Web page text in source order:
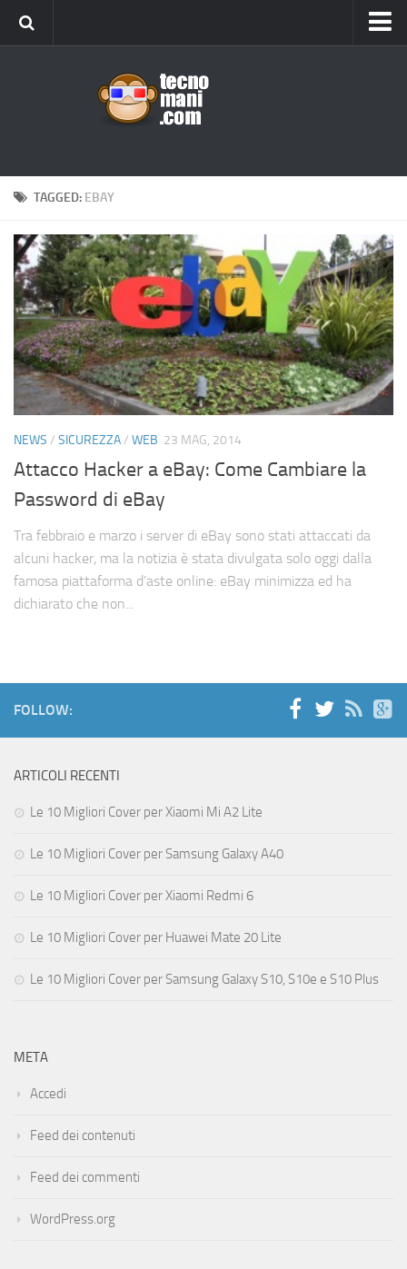
Windows
News
Cellulari
Gadget
Recensioni
Contact Us
Privacy
Cerca
TAGGED: EBAY
NEWS / SICUREZZA/ WEB 23 MAG, 2014
Attacco Hacker a eBay: Come Cambiare la
Password di eBay
Tra febbraio e marzo i server di eBay sono stati attaccati da
alcuni hacker, ma la notizia è stata divulgata solo oggi dalla
famosa piattaforma d’aste online: eBay minimizza ed ha
dichiarato che non...
FOLLOW:
ARTICOLI RECENTI
Le 10 Migliori Cover per Xiaomi Mi A2 Lite
Le 10 Migliori Cover per Samsung Galaxy A40
Le 10 Migliori Cover per Xiaomi Redmi 6
Le 10 Migliori Cover per Huawei Mate 20 Lite
Le 10 Migliori Cover per Samsung Galaxy S10, S10e e S10 Plus
META
Accedi
Feed dei contenuti
Feed dei commenti
WordPress.org